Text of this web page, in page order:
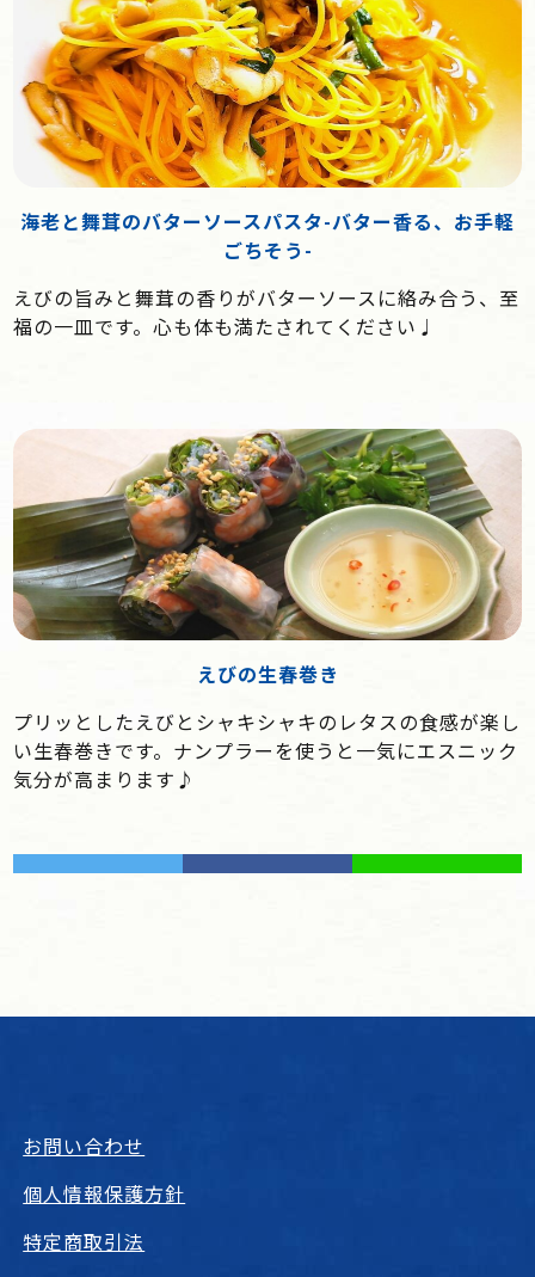
海老と舞茸のバターソースパスタ-バター香る、お手軽
ごちそう-
えびの旨みと舞茸の香りがバターソースに絡み合う、至
福の一皿です。心も体も満たされてください♩
えびの生春巻き
プリッとしたえびとシャキシャキのレタスの食感が楽し
い生春巻きです。ナンプラーを使うと一気にエスニック
気分が高まります♪
お問い合わせ
個人情報保護方針
特定商取引法